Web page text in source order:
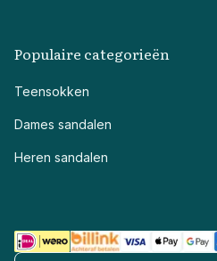
Populaire categorieën
Teensokken
Dames sandalen
Heren sandalen